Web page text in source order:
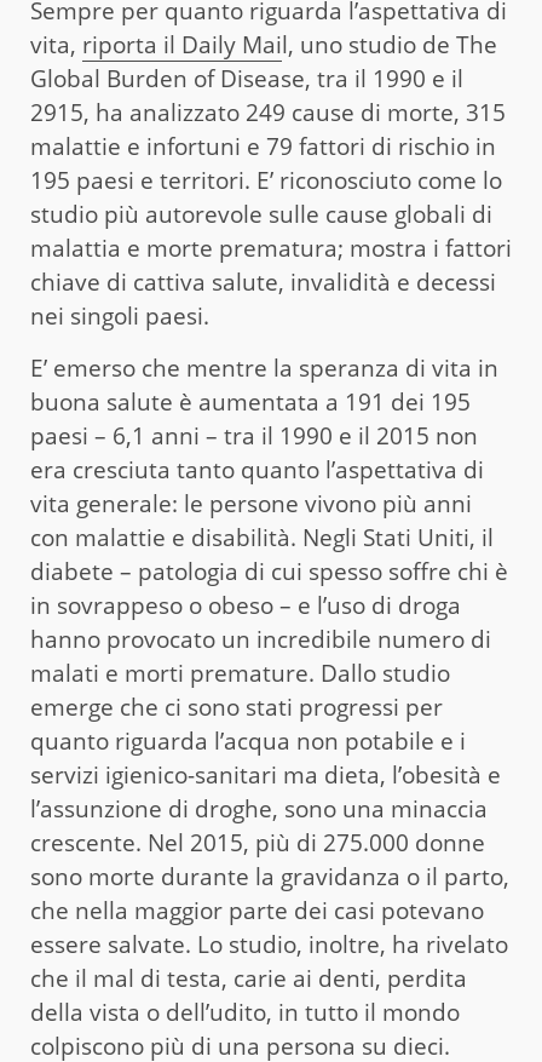
Sempre per quanto riguarda l’aspettativa di
vita, riporta il Daily Mail, uno studio de The
Global Burden of Disease, tra il 1990 e il
2915, ha analizzato 249 cause di morte, 315
malattie e infortuni e 79 fattori di rischio in
195 paesi e territori. E’ riconosciuto come lo
studio più autorevole sulle cause globali di
malattia e morte prematura; mostra i fattori
chiave di cattiva salute, invalidità e decessi
nei singoli paesi.
E’ emerso che mentre la speranza di vita in
buona salute è aumentata a 191 dei 195
paesi – 6,1 anni – tra il 1990 e il 2015 non
era cresciuta tanto quanto l’aspettativa di
vita generale: le persone vivono più anni
con malattie e disabilità. Negli Stati Uniti, il
diabete – patologia di cui spesso soffre chi è
in sovrappeso o obeso – e l’uso di droga
hanno provocato un incredibile numero di
malati e morti premature. Dallo studio
emerge che ci sono stati progressi per
quanto riguarda l’acqua non potabile e i
servizi igienico-sanitari ma dieta, l’obesità e
l’assunzione di droghe, sono una minaccia
crescente. Nel 2015, più di 275.000 donne
sono morte durante la gravidanza o il parto,
che nella maggior parte dei casi potevano
essere salvate. Lo studio, inoltre, ha rivelato
che il mal di testa, carie ai denti, perdita
della vista o dell’udito, in tutto il mondo
colpiscono più di una persona su dieci.